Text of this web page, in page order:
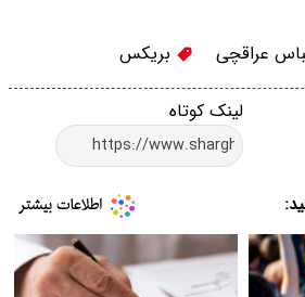
عراقچی بریکس
لینک کوتاه